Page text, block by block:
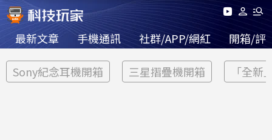
最新文章 手機通訊 社群/APP/網紅 開箱/評
Sony紀念耳機開箱 三星摺疊機開箱 「全新